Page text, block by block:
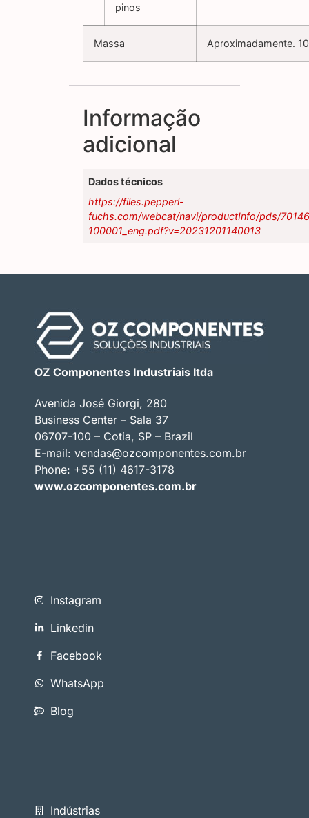
pinos
Massa Aproximadamente.
Informação
adicional
Dados técnicos
https://files.pepperl-
fuchs.com/webcat/navi/productInfo/pds/
100001_eng.pdf?v=20231201140013
OZ Componentes Industriais ltda
Avenida José Giorgi, 280
Business Center – Sala 37
06707-100 – Cotia, SP – Brazil
E-mail: vendas@ozcomponentes.com.br
Phone: +55 (11) 4617-3178
www.ozcomponentes.com.br
Instagram
Linkedin
Facebook
WhatsApp
Blog
Indústrias